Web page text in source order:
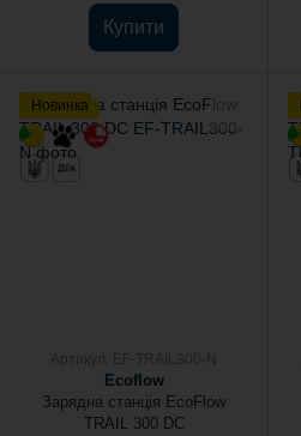
Купити
Новинка
Ecoflow
Зарядна станція EcoFlow
TRAIL 300 DC